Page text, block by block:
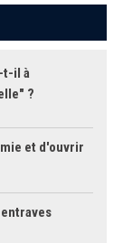
t-il à
?
et d'ouvrir